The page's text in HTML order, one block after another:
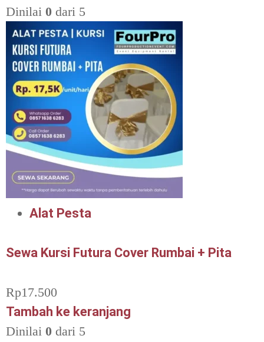
Dinilai 0 dari 5
Alat Pesta
Sewa Kursi Futura Cover Rumbai + Pita
Rp17.500
Tambah ke keranjang
Dinilai 0 dari 5